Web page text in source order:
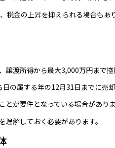
金の上昇を抑えられる場合もあり
渡所得から最大3,000万円まで控
の属する年の12月31日までに売却
が要件となっている場合がありま
解しておく必要があります。